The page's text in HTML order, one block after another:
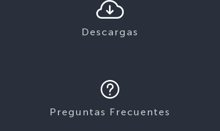
Descargas
Preguntas Frecuentes